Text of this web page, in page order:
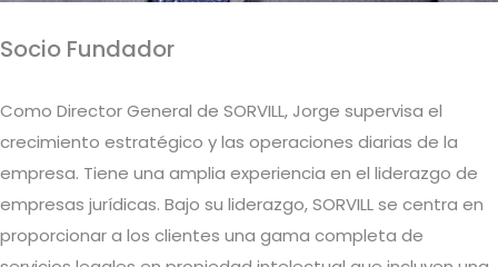
Socio Fundador
Como Director General de SORVILL, Jorge supervisa el
crecimiento estratégico y las operaciones diarias de la
empresa. Tiene una amplia experiencia en el liderazgo de
empresas jurídicas. Bajo su liderazgo, SORVILL se centra en
proporcionar a los clientes una gama completa de